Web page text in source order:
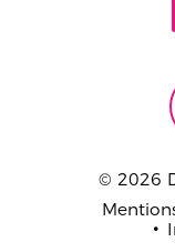
© 2026